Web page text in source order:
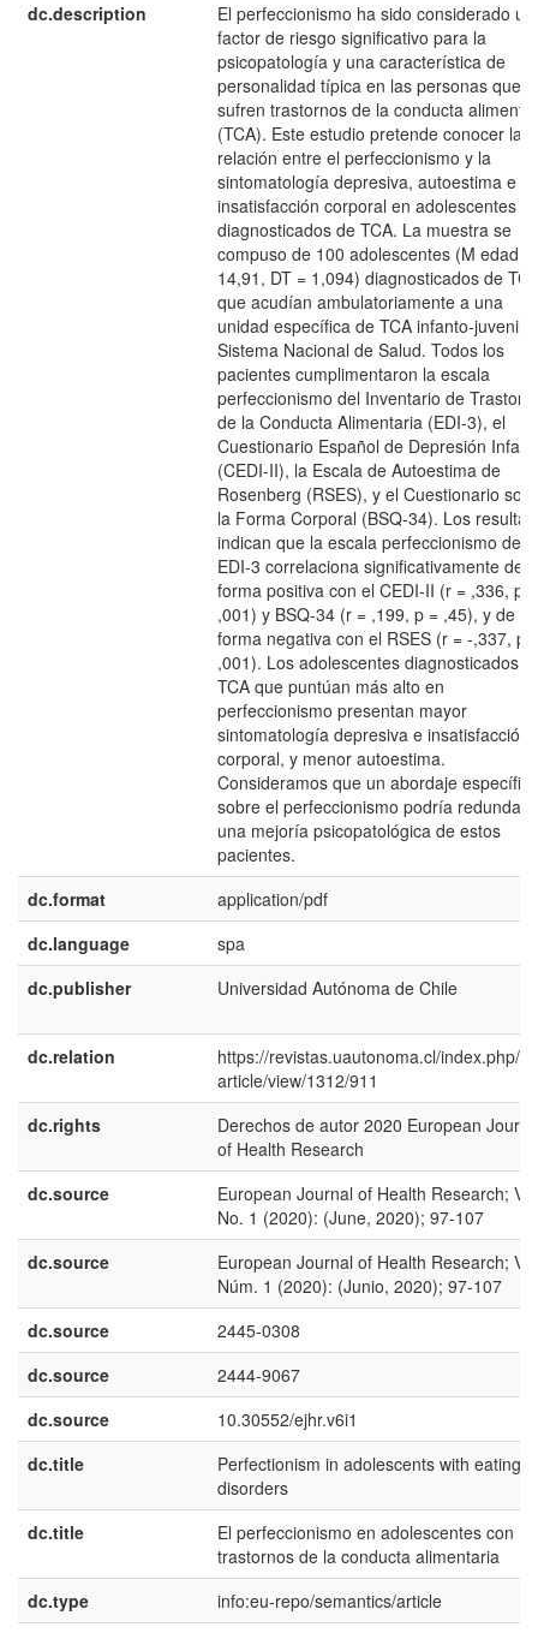
dc.description
El perfeccionismo ha sido considerado un
factor de riesgo significativo para la
psicopatología y una característica de
personalidad típica en las personas que
sufren trastornos de la conducta
(TCA). Este estudio pretende conocer la
relación entre el perfeccionismo y la
sintomatología depresiva, autoestima e
insatisfacción corporal en adolescentes
diagnosticados de TCA. La muestra se
compuso de 100 adolescentes (M edad =
14,91, DT = 1,094) diagnosticados de
que acudían ambulatoriamente a una
unidad específica de TCA infanto-juvenil
Sistema Nacional de Salud. Todos los
pacientes cumplimentaron la escala
perfeccionismo del Inventario de
de la Conducta Alimentaria (EDI-3), el
Cuestionario Español de Depresión
(CEDI-II), la Escala de Autoestima de
Rosenberg (RSES), y el Cuestionario
la Forma Corporal (BSQ-34). Los
indican que la escala perfeccionismo del
EDI-3 correlaciona significativamente de
forma positiva con el CEDI-II (r = ,336, p =
,001) y BSQ-34 (r = ,199, p = ,45), y de
forma negativa con el RSES (r = -,337, p
,001). Los adolescentes diagnosticados
TCA que puntúan más alto en
perfeccionismo presentan mayor
sintomatología depresiva e insatisfacción
corporal, y menor autoestima.
Consideramos que un abordaje específico
sobre el perfeccionismo podría redundar
una mejoría psicopatológica de estos
pacientes.
dc.format
application/pdf
dc.language
spa
dc.publisher
Universidad Autónoma de Chile
dc.relation
https://revistas.uautonoma.cl/index.php/
article/view/1312/911
dc.rights
Derechos de autor 2020 European
of Health Research
dc.source
European Journal of Health Research;
No. 1 (2020): (June, 2020); 97-107
dc.source
European Journal of Health Research;
Núm. 1 (2020): (Junio, 2020); 97-107
dc.source
2445-0308
dc.source
2444-9067
dc.source
10.30552/ejhr.v6i1
dc.title
Perfectionism in adolescents with eating
disorders
dc.title
El perfeccionismo en adolescentes con
trastornos de la conducta alimentaria
dc.type
info:eu-repo/semantics/article